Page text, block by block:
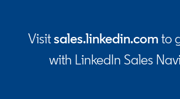
Visitsales.linkedin.comto
with LinkedIn Sales